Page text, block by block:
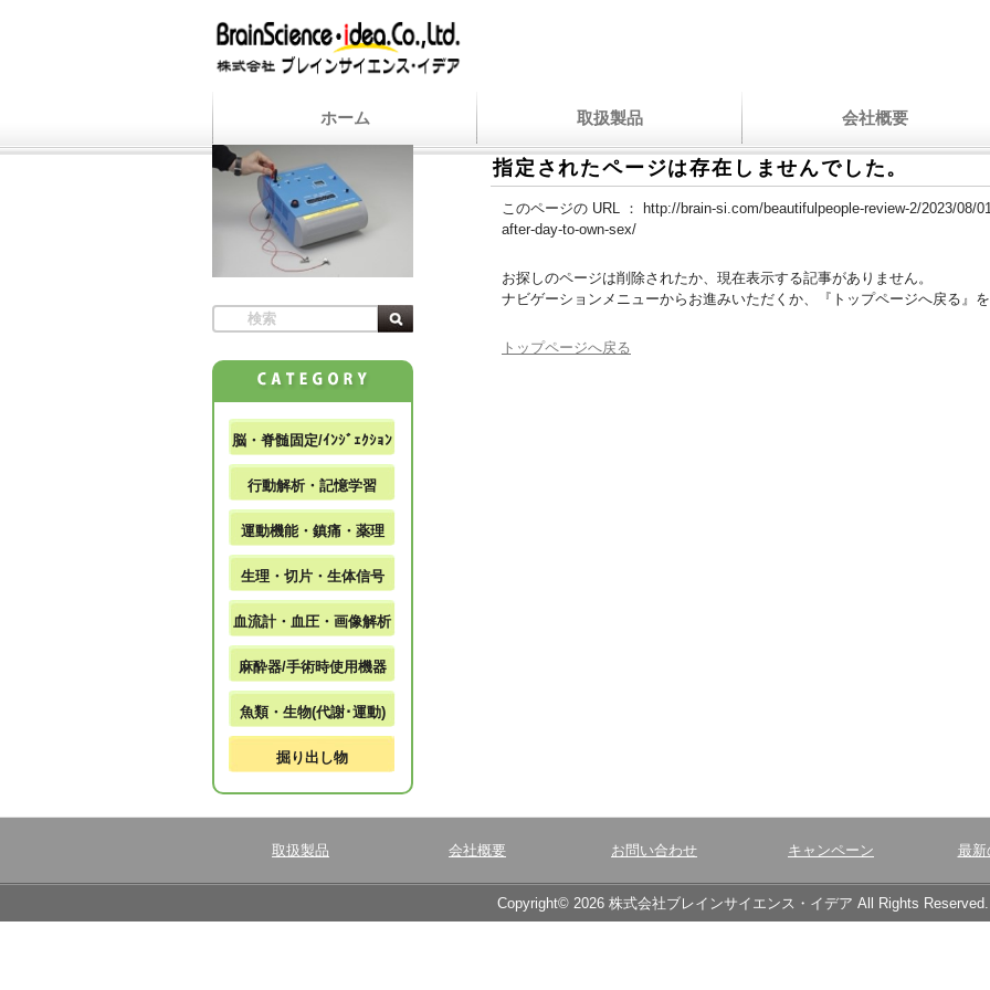
ホーム 取扱製品 会社概要
指定されたページは存在しませんでした。
このページの URL ：
http://brain-si.com/beautifulpeople-review-2/2023/08/
after-day-to-own-sex/
お探しのページは削除されたか、現在表示する記事がありません。
ナビゲーションメニューからお進みいただくか、『トップページへ戻る』を
トップページへ戻る
脳・脊髄固定/ｲﾝｼﾞｪｸｼｮﾝ
行動解析・記憶学習
運動機能・鎮痛・薬理
生理・切片・生体信号
血流計・血圧・画像解析
麻酔器/手術時使用機器
魚類・生物(代謝･運動)
掘り出し物
取扱製品 会社概要 お問い合わせ キャンペーン 最新
Copyright© 2026 株式会社ブレインサイエンス・イデア All Rights Reserved.